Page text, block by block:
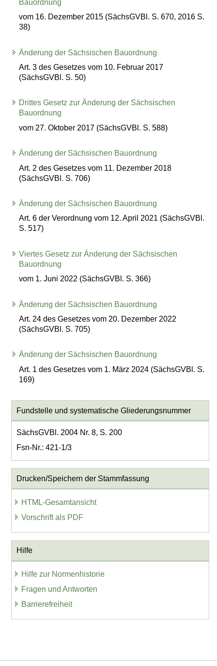
Bauordnung
vom 16. Dezember 2015 (SächsGVBl. S. 670, 2016 S.
38)
Änderung der Sächsischen Bauordnung
Art. 3 des Gesetzes vom 10. Februar 2017
(SächsGVBl. S. 50)
Drittes Gesetz zur Änderung der Sächsischen
Bauordnung
vom 27. Oktober 2017 (SächsGVBl. S. 588)
Änderung der Sächsischen Bauordnung
Art. 2 des Gesetzes vom 11. Dezember 2018
(SächsGVBl. S. 706)
Änderung der Sächsischen Bauordnung
Art. 6 der Verordnung vom 12. April 2021 (SächsGVBl.
S. 517)
Viertes Gesetz zur Änderung der Sächsischen
Bauordnung
vom 1. Juni 2022 (SächsGVBl. S. 366)
Änderung der Sächsischen Bauordnung
Art. 24 des Gesetzes vom 20. Dezember 2022
(SächsGVBl. S. 705)
Änderung der Sächsischen Bauordnung
Art. 1 des Gesetzes vom 1. März 2024 (SächsGVBl. S.
169)
Fundstelle und systematische Gliederungsnummer
SächsGVBl. 2004 Nr. 8, S. 200
Fsn-Nr.: 421-1/3
Drucken/Speichern der Stammfassung
HTML-Gesamtansicht
Vorschrift als PDF
Hilfe
Hilfe zur Normenhistorie
Fragen und Antworten
Barrierefreiheit